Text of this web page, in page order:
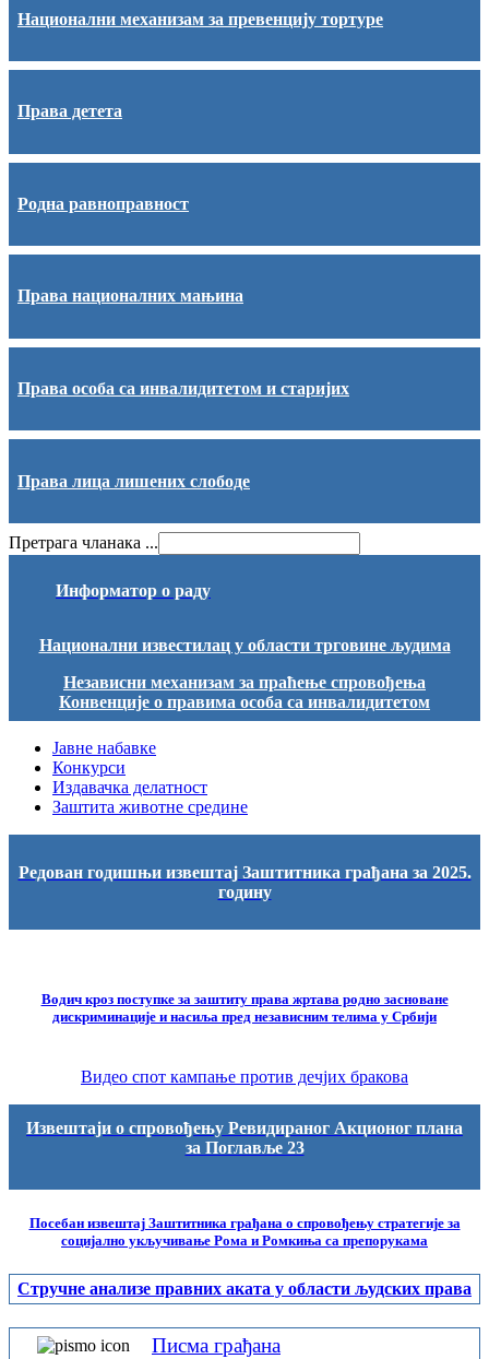
Национални механизам за превенцију тортуре
Права детета
Родна равноправност
Права националних мањина
Права особа са инвалидитетом и старијих
Права лица лишених слободе
Претрага чланака ...
Информатор о раду
Национални известилац у области трговине људима
Независни механизам за праћење спровођења
Конвенције о правима особа са инвалидитетом
Јавне набавке
Конкурси
Издавачка делатност
Заштита животне средине
Редован годишњи извештај Заштитника грађана за 2025.
годину
Водич кроз поступке за заштиту права жртава родно засноване
дискриминације и насиља пред независним телима у Србији
Видео спот кампање против дечјих бракова
Извештаји о спровођењу Ревидираног Акционог плана
за Поглавље 23
Посебан извештај Заштитника грађана о спровођењу стратегије за
социјално укључивање Рома и Ромкиња са препорукама
Стручне анализе правних аката у области људских права
Писма грађана